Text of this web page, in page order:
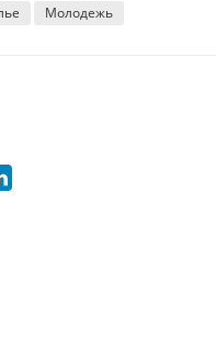
Молодежь
изменится длячто станет с